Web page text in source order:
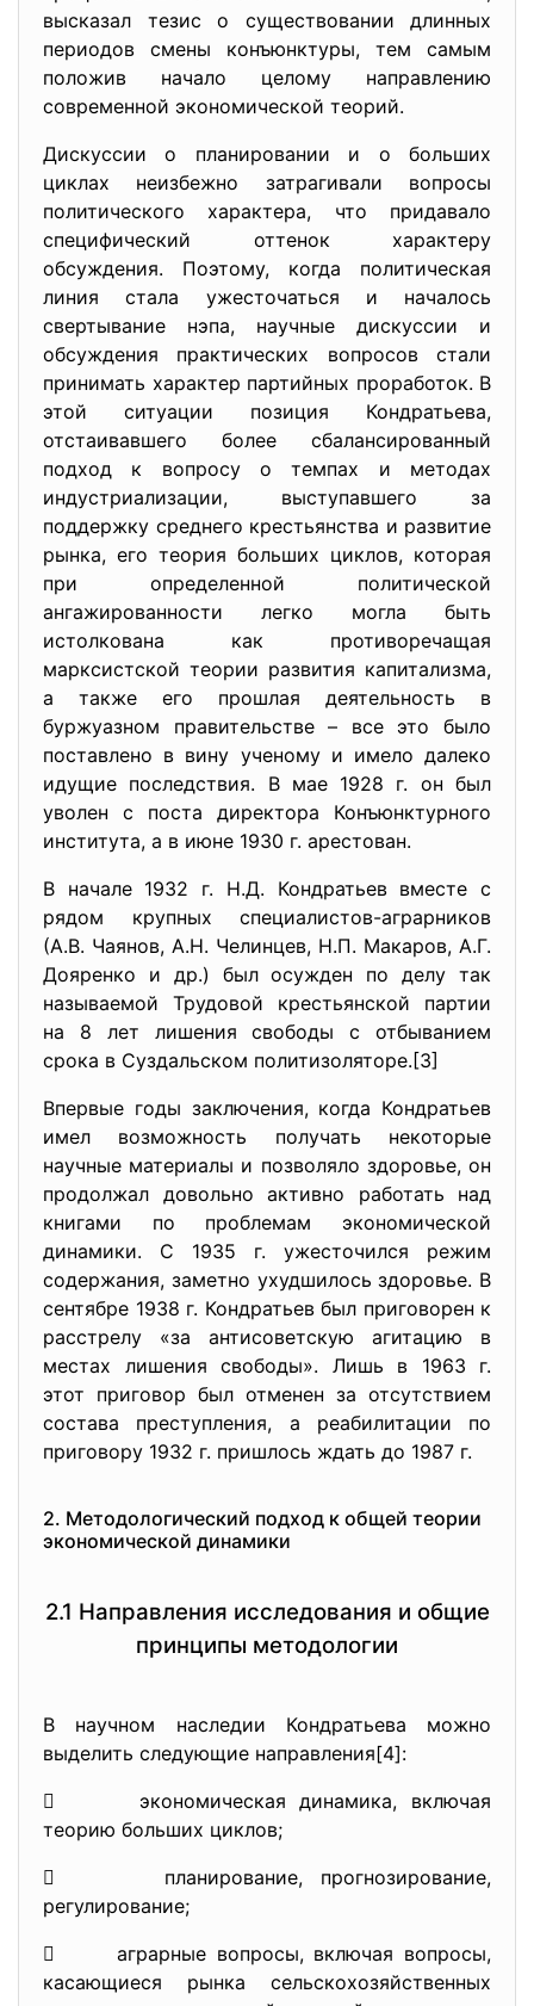
высказал тезис о существовании длинных
периодов смены конъюнктуры, тем самым
положив начало целому направлению
современной экономической теорий.
Дискуссии о планировании и о больших
циклах неизбежно затрагивали вопросы
политического характера, что придавало
специфический оттенок характеру
обсуждения. Поэтому, когда политическая
линия стала ужесточаться и началось
свертывание нэпа, научные дискуссии и
обсуждения практических вопросов стали
принимать характер партийных проработок. В
этой ситуации позиция Кондратьева,
отстаивавшего более сбалансированный
подход к вопросу о темпах и методах
индустриализации, выступавшего за
поддержку среднего крестьянства и развитие
рынка, его теория больших циклов, которая
при определенной политической
ангажированности легко могла быть
истолкована как противоречащая
марксистской теории развития капитализма,
а также его прошлая деятельность в
буржуазном правительстве – все это было
поставлено в вину ученому и имело далеко
идущие последствия. В мае 1928 г. он был
уволен с поста директора Конъюнктурного
института, а в июне 1930 г. арестован.
В начале 1932 г. Н.Д. Кондратьев вместе с
рядом крупных специалистов-аграрников
(А.В. Чаянов, А.Н. Челинцев, Н.П. Макаров, А.Г.
Дояренко и др.) был осужден по делу так
называемой Трудовой крестьянской партии
на 8 лет лишения свободы с отбыванием
срока в Суздальском политизоляторе.[3]
Впервые годы заключения, когда Кондратьев
имел возможность получать некоторые
научные материалы и позволяло здоровье, он
продолжал довольно активно работать над
книгами по проблемам экономической
динамики. С 1935 г. ужесточился режим
содержания, заметно ухудшилось здоровье. В
сентябре 1938 г. Кондратьев был приговорен к
расстрелу «за антисоветскую агитацию в
местах лишения свободы». Лишь в 1963 г.
этот приговор был отменен за отсутствием
состава преступления, а реабилитации по
приговору 1932 г. пришлось ждать до 1987 г.
2. Методологический подход к общей теории
экономической динамики
2.1 Направления исследования и общие
принципы методологии
В научном наследии Кондратьева можно
выделить следующие направления[4]:
 экономическая динамика, включая
теорию больших циклов;
 планирование, прогнозирование,
регулирование;
 аграрные вопросы, включая вопросы,
касающиеся рынка сельскохозяйственных